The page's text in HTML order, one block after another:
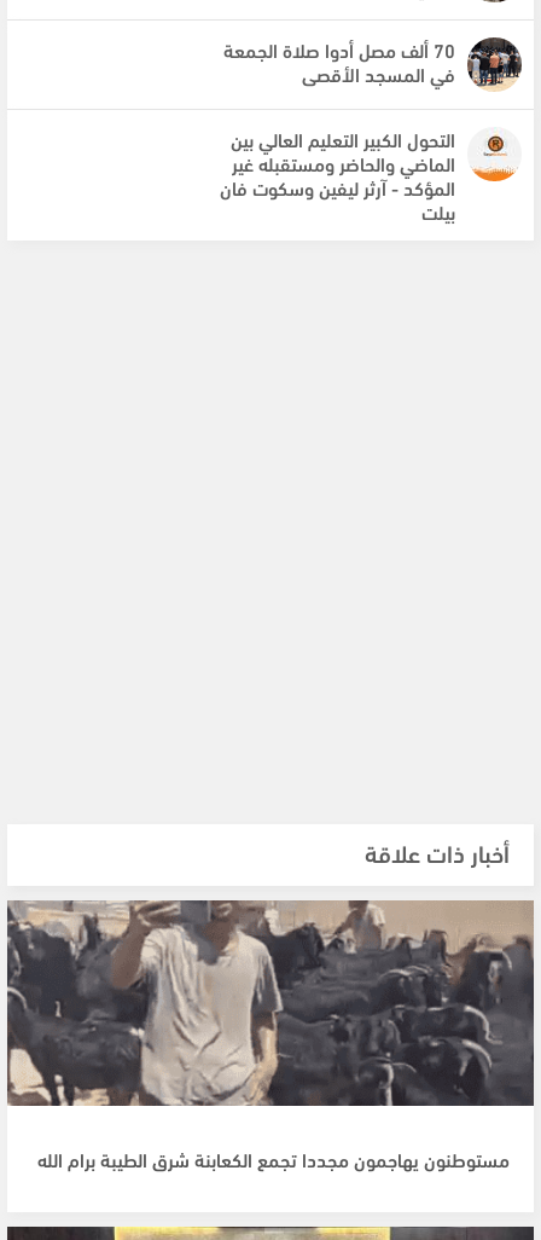
70 ألف مصل أدوا صلاة الجمعة
في المسجد الأقصى
التحول الكبير التعليم العالي بين
الماضي والحاضر ومستقبله غير
المؤكد - آرثر ليفين وسكوت فان
بيلت
أخبار ذات علاقة
مستوطنون يهاجمون مجددا تجمع الكعابنة شرق الطيبة برام الله